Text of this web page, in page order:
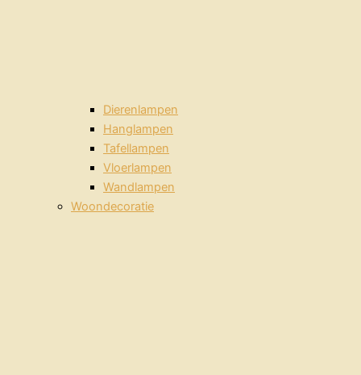
Dierenlampen
Hanglampen
Tafellampen
Vloerlampen
Wandlampen
Woondecoratie